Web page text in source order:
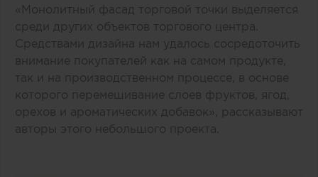
«Монолитный фасад торговой точки выделяется
среди других объектов торгового центра.
Средствами дизайна нам удалось сосредоточить
внимание покупателей как на самом продукте,
так и на производственном процессе, в основе
которого перемешивание слоев фруктов, ягод,
орехов и ароматических добавок», рассказывают
авторы этого небольшого проекта.